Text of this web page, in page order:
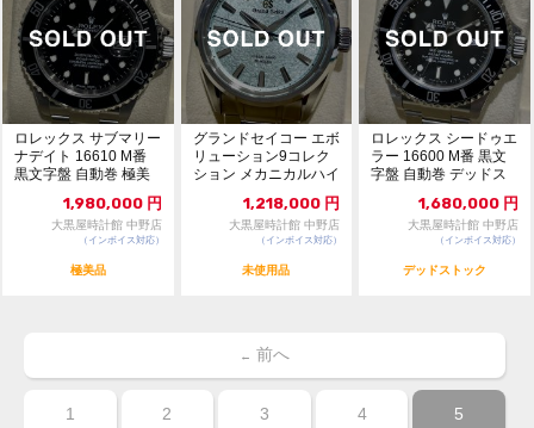
ロレックス サブマリー
ナデイト 16610 M番
黒文字盤 自動巻 極美
1,980,000 円
大黒屋時計館 中野店
（インボイス対応）
極美品
グランドセイコー エボ
リューション9コレク
ション メカニカルハイ
1,218,000 円
大黒屋時計館 中野店
（インボイス対応）
未使用品
ロレックス シードゥエ
ラー 16600 M番 黒文
字盤 自動巻 デッドス
1,680,000 円
大黒屋時計館 中野店
（インボイス対応）
デッドストック
← 前へ
1 2 3 4 5